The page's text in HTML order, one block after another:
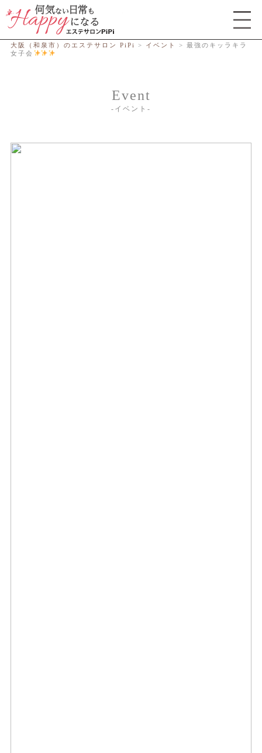
大阪（和泉市）のエステサロン PiPi > イベント > 最強のキッラキラ
女子会
Event
イベント